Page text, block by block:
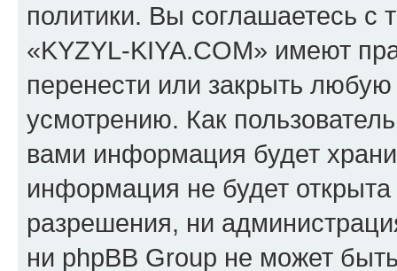
политики. Вы соглашаетесь
«KYZYL-KIYA.COM» имеют
перенести или закрыть
усмотрению. Как
вами информация будет
информация не будет
разрешения, ни
ни phpBB Group не может